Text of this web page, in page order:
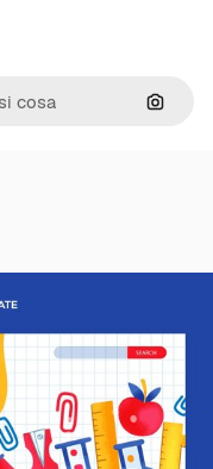
Cerca